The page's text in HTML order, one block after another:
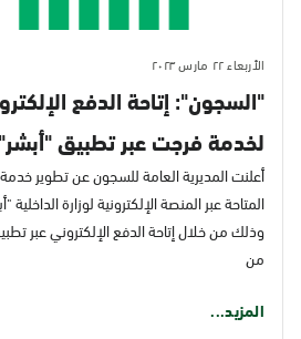
الأربعاء ٢٢ مارس ٢٠٢٣
"السجون": إتاحة الدفع
لخدمة فرجت عبر تطبيق "أبشر"
أعلنت المديرية العامة للسجون عن تطوير
المتاحة عبر المنصة الإلكترونية لوزارة الداخلية
وذلك من خلال إتاحة الدفع الإلكتروني عبر
من
المزيد...